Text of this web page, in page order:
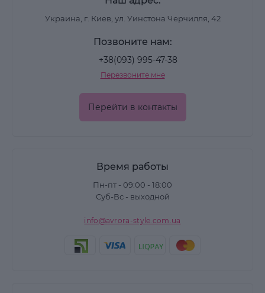
Украина, г. Киев, ул. Уинстона Черчилля, 42
Позвоните нам:
+38(093) 995-47-38
Перезвоните мне
Перейти в контакты
Время работы
Пн-пт - 09:00 - 18:00
Суб-Вс - выходной
info@avrora-style.com.ua